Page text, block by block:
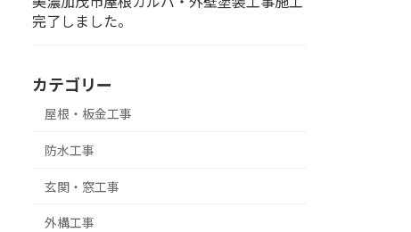
完了しました。
カテゴリー
屋根・板金工事
防水工事
玄関・窓工事
外構工事